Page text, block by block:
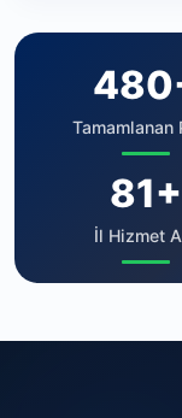
Tamamlanan
81+
İl Hizmet